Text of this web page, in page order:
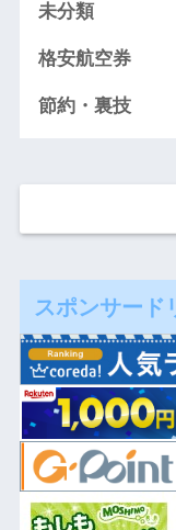
未分類
格安航空券
節約・裏技
スポンサード